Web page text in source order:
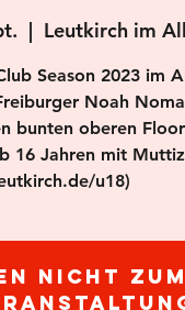
  |
Leutkirch im
Season 2023 im
Noah
bunten oberen
16 Jahren mit
u18)
nicht